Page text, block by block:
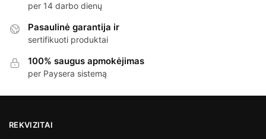
per 14 darbo dienų
Pasaulinė garantija ir
sertifikuoti produktai
100% saugus apmokėjimas
per Paysera sistemą
REKVIZITAI